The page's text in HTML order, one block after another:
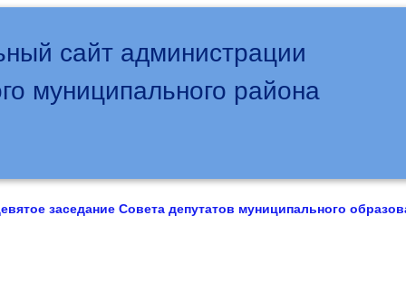
сайт администрации
муниципального района
заседание Совета депутатов муниципального